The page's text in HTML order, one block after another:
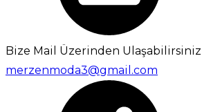
Bize Mail Üzerinden Ulaşabilirsiniz
merzenmoda3@gmail.com